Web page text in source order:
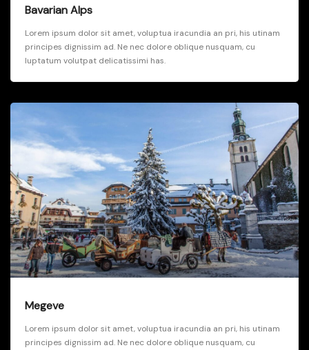
Bavarian Alps
Lorem ipsum dolor sit amet, voluptua iracundia an pri, his utinam
principes dignissim ad. Ne nec dolore oblique nusquam, cu
luptatum volutpat delicatissimi has.
Megeve
Lorem ipsum dolor sit amet, voluptua iracundia an pri, his utinam
principes dignissim ad. Ne nec dolore oblique nusquam, cu